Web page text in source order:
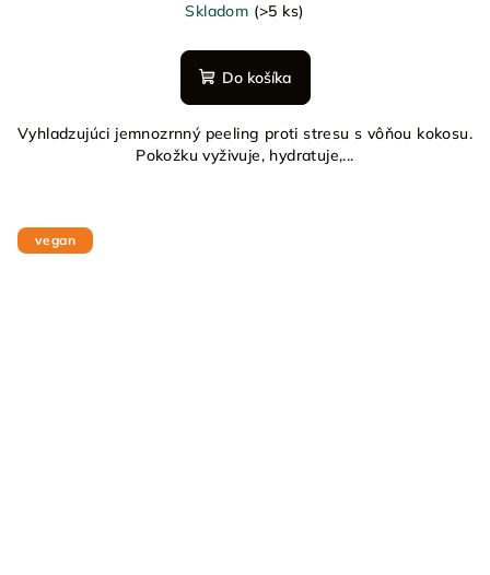
Skladom (>5 ks)
Do košíka
Vyhladzujúci jemnozrnný peeling proti stresu s vôňou kokosu.
Pokožku vyživuje, hydratuje,...
vegan